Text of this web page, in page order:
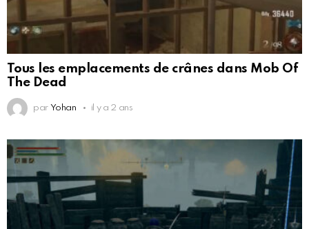
Tous les emplacements de crânes dans Mob Of
The Dead
par Yohan il y a 2 ans